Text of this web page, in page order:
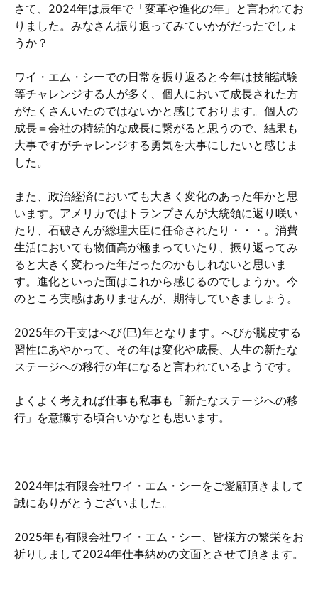
さて、2024年は辰年で「変革や進化の年」と言われてお
りました。みなさん振り返ってみていかがだったでしょ
うか？
ワイ・エム・シーでの日常を振り返ると今年は技能試験
等チャレンジする人が多く、個人において成長された方
がたくさんいたのではないかと感じております。個人の
成長＝会社の持続的な成長に繋がると思うので、結果も
大事ですがチャレンジする勇気を大事にしたいと感じま
した。
また、政治経済においても大きく変化のあった年かと思
います。アメリカではトランプさんが大統領に返り咲い
たり、石破さんが総理大臣に任命されたり・・・。消費
生活においても物価高が極まっていたり、振り返ってみ
ると大きく変わった年だったのかもしれないと思いま
す。進化といった面はこれから感じるのでしょうか。今
のところ実感はありませんが、期待していきましょう。
2025年の干支はへび(巳)年となります。へびが脱皮する
習性にあやかって、その年は変化や成長、人生の新たな
ステージへの移行の年になると言われているようです。
よくよく考えれば仕事も私事も「新たなステージへの移
行」を意識する頃合いかなとも思います。
2024年は有限会社ワイ・エム・シーをご愛顧頂きまして
誠にありがとうございました。
2025年も有限会社ワイ・エム・シー、皆様方の繁栄をお
祈りしまして2024年仕事納めの文面とさせて頂きます。